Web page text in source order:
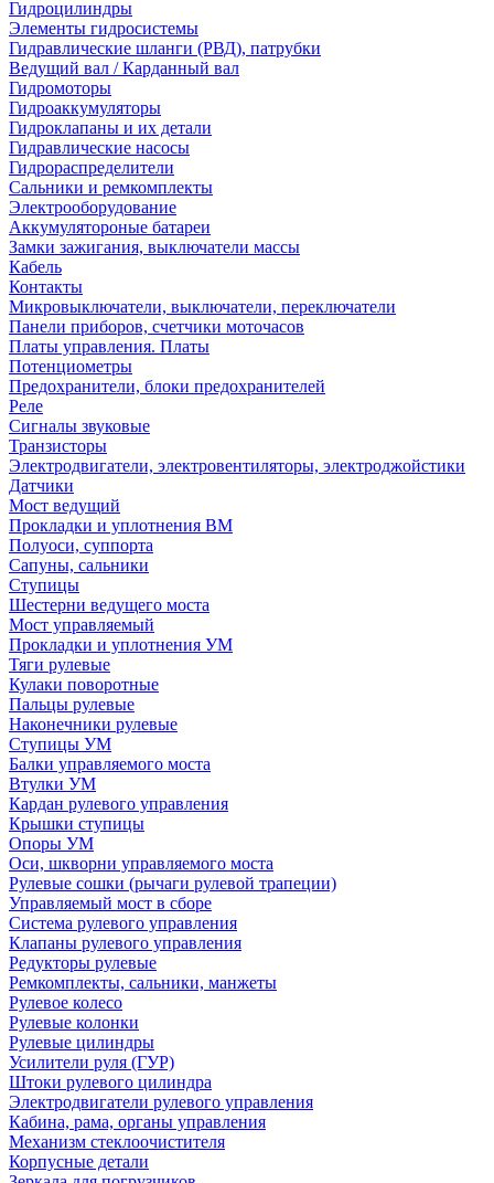
Гидроцилиндры
Элементы гидросистемы
Гидравлические шланги (РВД), патрубки
Ведущий вал / Карданный вал
Гидромоторы
Гидроаккумуляторы
Гидроклапаны и их детали
Гидравлические насосы
Гидрораспределители
Сальники и ремкомплекты
Электрооборудование
Аккумулятороные батареи
Замки зажигания, выключатели массы
Кабель
Контакты
Микровыключатели, выключатели, переключатели
Панели приборов, счетчики моточасов
Платы управления. Платы
Потенциометры
Предохранители, блоки предохранителей
Реле
Сигналы звуковые
Транзисторы
Электродвигатели, электровентиляторы, электроджойстики
Датчики
Мост ведущий
Прокладки и уплотнения ВМ
Полуоси, суппорта
Сапуны, сальники
Ступицы
Шестерни ведущего моста
Мост управляемый
Прокладки и уплотнения УМ
Тяги рулевые
Кулаки поворотные
Пальцы рулевые
Наконечники рулевые
Ступицы УМ
Балки управляемого моста
Втулки УМ
Кардан рулевого управления
Крышки ступицы
Опоры УМ
Оси, шкворни управляемого моста
Рулевые сошки (рычаги рулевой трапеции)
Управляемый мост в сборе
Система рулевого управления
Клапаны рулевого управления
Редукторы рулевые
Ремкомплекты, сальники, манжеты
Рулевое колесо
Рулевые колонки
Рулевые цилиндры
Усилители руля (ГУР)
Штоки рулевого цилиндра
Электродвигатели рулевого управления
Кабина, рама, органы управления
Механизм стеклоочистителя
Корпусные детали